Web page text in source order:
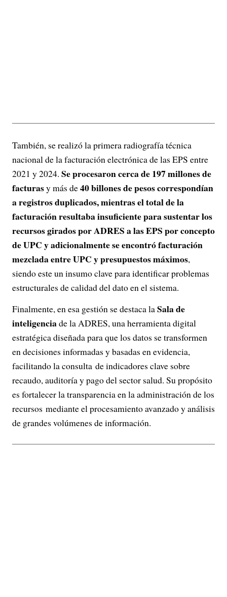
También, se realizó la primera radiografía técnica
nacional de la facturación electrónica de las EPS entre
2021 y 2024. Se procesaron cerca de 197 millones de
facturasy más de40 billones de pesos correspondían
a registros duplicados, mientras el total de la
facturación resultaba insuficiente para sustentar los
recursos girados por ADRES a las EPS por concepto
de UPC y adicionalmente se encontró facturación
mezclada entre UPC y presupuestos máximos,
siendo este un insumo clave para identificar problemas
estructurales de calidad del dato en el sistema.
Finalmente, en esa gestión se destaca laSala de
inteligenciade la ADRES, una herramienta digital
estratégica diseñada para que los datos se transformen
en decisiones informadas y basadas en evidencia,
facilitando la consulta de indicadores clave sobre
recaudo, auditoría y pago del sector salud. Su propósito
es fortalecer la transparencia en la administración de los
recursos mediante el procesamiento avanzado y análisis
de grandes volúmenes de información.